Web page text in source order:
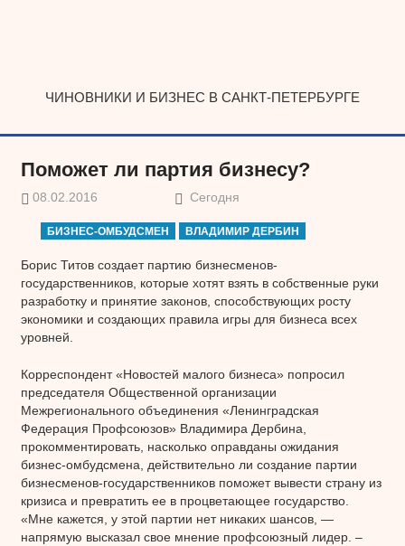
ЧИНОВНИКИ И БИЗНЕС В САНКТ-ПЕТЕРБУРГЕ
Поможет ли партия бизнесу?
08.02.2016 Сегодня
БИЗНЕС-ОМБУДСМЕН ВЛАДИМИР ДЕРБИН
Борис Титов создает партию бизнесменов-
государственников, которые хотят взять в собственные руки
разработку и принятие законов, способствующих росту
экономики и создающих правила игры для бизнеса всех
уровней.
Корреспондент «Новостей малого бизнеса» попросил
председателя Общественной организации
Межрегионального объединения «Ленинградская
Федерация Профсоюзов» Владимира Дербина,
прокомментировать, насколько оправданы ожидания
бизнес-омбудсмена, действительно ли создание партии
бизнесменов-государственников поможет вывести страну из
кризиса и превратить ее в процветающее государство.
«Мне кажется, у этой партии нет никаких шансов, —
напрямую высказал свое мнение профсоюзный лидер. –